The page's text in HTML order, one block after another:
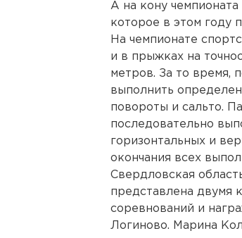
А на кону
которое в этом году
На чемпионате
и в прыжках на
метров. За то время,
выполнить
повороты и сальто.
последовательно
горизонтальных и
окончания всех
Свердловская
представлена двумя
соревнований и
Логиново. Марина